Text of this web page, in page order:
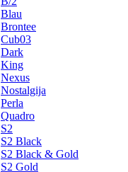
Blau
Brontee
Cub03
Dark
King
Nexus
Nostalgija
Perla
Quadro
S2
S2 Black
S2 Black & Gold
S2 Gold